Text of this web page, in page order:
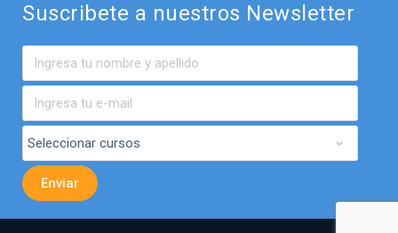
Suscribete a nuestros Newsletter